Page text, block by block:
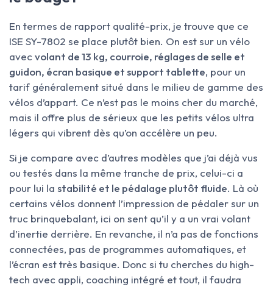
En termes de rapport qualité-prix, je trouve que ce
ISE SY-7802 se place plutôt bien. On est sur un vélo
avec volant de 13 kg, courroie, réglages de selle et
guidon, écran basique et support tablette, pour un
tarif généralement situé dans le milieu de gamme des
vélos d’appart. Ce n’est pas le moins cher du marché,
mais il offre plus de sérieux que les petits vélos ultra
légers qui vibrent dès qu’on accélère un peu.
Si je compare avec d’autres modèles que j’ai déjà vus
ou testés dans la même tranche de prix, celui-ci a
pour lui la stabilité et le pédalage plutôt fluide. Là où
certains vélos donnent l’impression de pédaler sur un
truc brinquebalant, ici on sent qu’il y a un vrai volant
d’inertie derrière. En revanche, il n’a pas de fonctions
connectées, pas de programmes automatiques, et
l’écran est très basique. Donc si tu cherches du high-
tech avec appli, coaching intégré et tout, il faudra